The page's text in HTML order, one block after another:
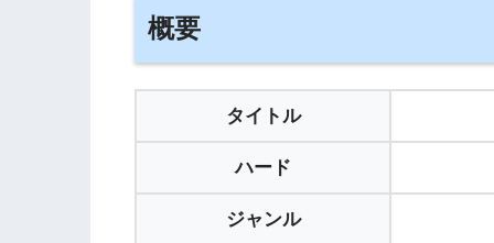
概要
タイトル
ハード
ジャンル